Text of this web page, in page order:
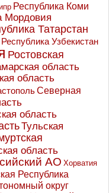
Республика Коми
Мордовия
Татарстан
Республика Узбекистан
Ростовская
область
область
Северная
область
Тульская
область
АО Хорватия
Республика
округ